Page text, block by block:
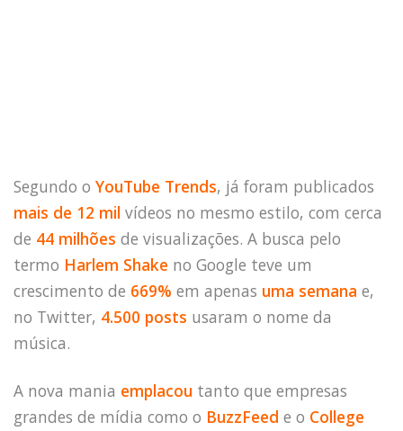
Segundo o YouTube Trends, já foram publicados
mais de 12 mil vídeos no mesmo estilo, com cerca
de 44 milhões de visualizações. A busca pelo
termo Harlem Shake no Google teve um
crescimento de 669% em apenas uma semana e,
no Twitter, 4.500 posts usaram o nome da
música.
A nova mania emplacou tanto que empresas
grandes de mídia como o BuzzFeed e o College